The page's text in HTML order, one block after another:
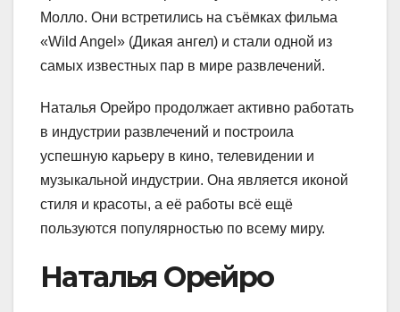
Молло. Они встретились на съёмках фильма
«Wild Angel» (Дикая ангел) и стали одной из
самых известных пар в мире развлечений.
Наталья Орейро продолжает активно работать
в индустрии развлечений и построила
успешную карьеру в кино, телевидении и
музыкальной индустрии. Она является иконой
стиля и красоты, а её работы всё ещё
пользуются популярностью по всему миру.
Наталья Орейро